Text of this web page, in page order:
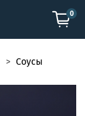
0
Соусы